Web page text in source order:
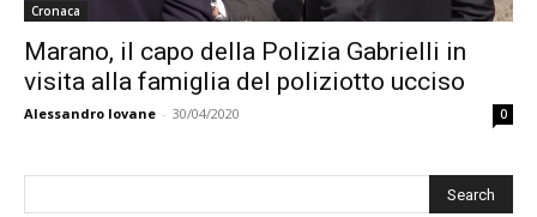
Cronaca
Marano, il capo della Polizia Gabrielli in
visita alla famiglia del poliziotto ucciso
Alessandro Iovane - 30/04/2020 0